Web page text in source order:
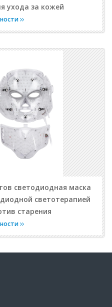
ухода за кожей
светодиодная маска
светотерапией
старения